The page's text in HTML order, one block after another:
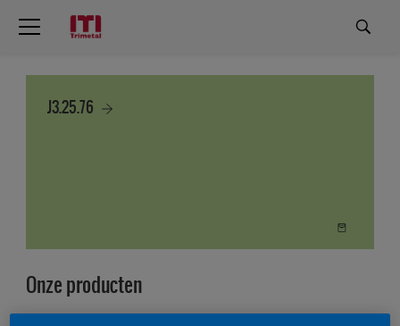
J3.25.76
Onze producten